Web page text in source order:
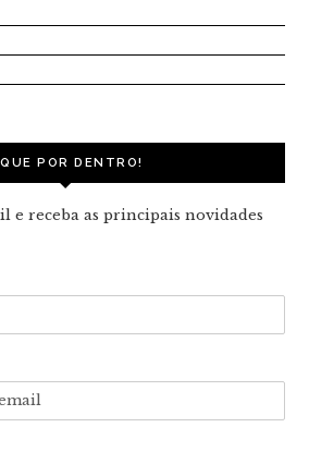
POR DENTRO!
e receba as principais novidades